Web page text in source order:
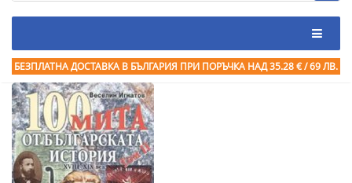
БЕЗПЛАТНА ДОСТАВКА В БЪЛГАРИЯ ПРИ ПОРЪЧКА НАД 35.28 € / 69 ЛВ.